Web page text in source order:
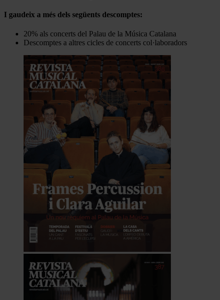
I gaudeix a més dels següents descomptes:
20% als concerts del Palau de la Música Catalana
Descomptes a altres cicles de concerts col·laboradors